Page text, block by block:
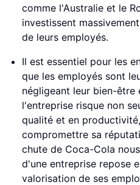
comme l'Australie et le
investissent
de leurs employés.
Il est essentiel pour les
que les employés sont
négligeant leur bien-être
l'entreprise risque non
qualité et en
compromettre sa
chute de Coca-Cola
d'une entreprise repose
valorisation de ses